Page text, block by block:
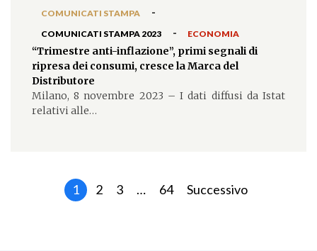
COMUNICATI STAMPA -
COMUNICATI STAMPA 2023 - ECONOMIA
“Trimestre anti-inflazione”, primi segnali di
ripresa dei consumi, cresce la Marca del
Distributore
Milano, 8 novembre 2023 – I dati diffusi da Istat
relativi alle…
1 2 3 … 64 Successivo